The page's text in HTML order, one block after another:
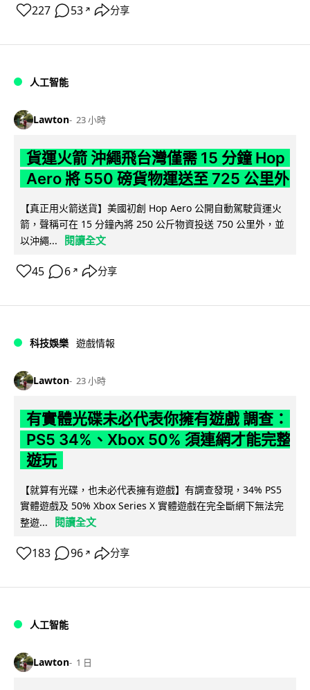
227 53 ↗ 分享
人工智能
Lawton 23 小時
貨運火箭 沖繩飛台灣僅需 15 分鐘 Hop
Aero 將 550 磅貨物運送至 725 公里外
【真正用火箭送貨】美國初創 Hop Aero 公開自動駕駛貨運火
箭，聲稱可在 15 分鐘內將 250 公斤物資投送 750 公里外，並
以沖繩...
閱讀全文
45 6 ↗ 分享
科技娛樂 遊戲情報
Lawton 23 小時
有實體光碟未必代表你擁有遊戲 調查：
PS5 34%、Xbox 50% 須連網才能完整
遊玩
【就算有光碟，也未必代表擁有遊戲】有調查發現，34% PS5
實體遊戲及 50% Xbox Series X 實體遊戲在完全斷網下無法完
整遊...
閱讀全文
183 96 ↗ 分享
人工智能
Lawton 1 日